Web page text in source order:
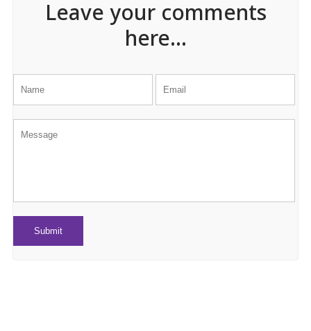
Leave your comments
here...